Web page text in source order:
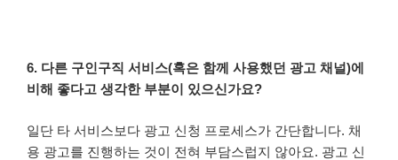
6. 다른 구인구직 서비스(혹은 함께 사용했던 광고 채널)에
비해 좋다고 생각한 부분이 있으신가요?
일단 타 서비스보다 광고 신청 프로세스가 간단합니다. 채
용 광고를 진행하는 것이 전혀 부담스럽지 않아요. 광고 신